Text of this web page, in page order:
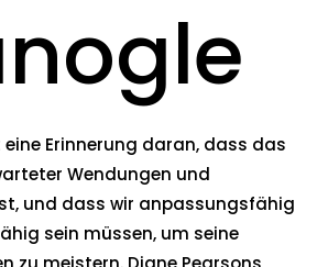
Erinnerung daran, dass das
Wendungen und
und dass wir anpassungsfähig
sein müssen, um seine